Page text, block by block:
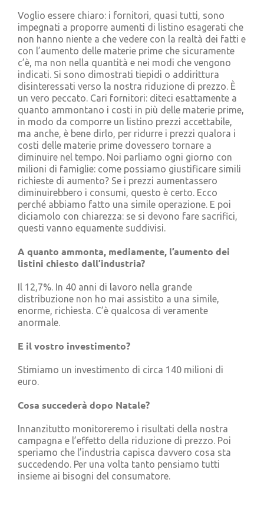
Voglio essere chiaro: i fornitori, quasi tutti, sono
impegnati a proporre aumenti di listino esagerati che
non hanno niente a che vedere con la realtà dei fatti e
con l’aumento delle materie prime che sicuramente
c’è, ma non nella quantità e nei modi che vengono
indicati. Si sono dimostrati tiepidi o addirittura
disinteressati verso la nostra riduzione di prezzo. È
un vero peccato. Cari fornitori: diteci esattamente a
quanto ammontano i costi in più delle materie prime,
in modo da comporre un listino prezzi accettabile,
ma anche, è bene dirlo, per ridurre i prezzi qualora i
costi delle materie prime dovessero tornare a
diminuire nel tempo. Noi parliamo ogni giorno con
milioni di famiglie: come possiamo giustificare simili
richieste di aumento? Se i prezzi aumentassero
diminuirebbero i consumi, questo è certo. Ecco
perché abbiamo fatto una simile operazione. E poi
diciamolo con chiarezza: se si devono fare sacrifici,
questi vanno equamente suddivisi.
A quanto ammonta, mediamente, l’aumento dei
listini chiesto dall’industria?
Il 12,7%. In 40 anni di lavoro nella grande
distribuzione non ho mai assistito a una simile,
enorme, richiesta. C’è qualcosa di veramente
anormale.
E il vostro investimento?
Stimiamo un investimento di circa 140 milioni di
euro.
Cosa succederà dopo Natale?
Innanzitutto monitoreremo i risultati della nostra
campagna e l’effetto della riduzione di prezzo. Poi
speriamo che l’industria capisca davvero cosa sta
succedendo. Per una volta tanto pensiamo tutti
insieme ai bisogni del consumatore.